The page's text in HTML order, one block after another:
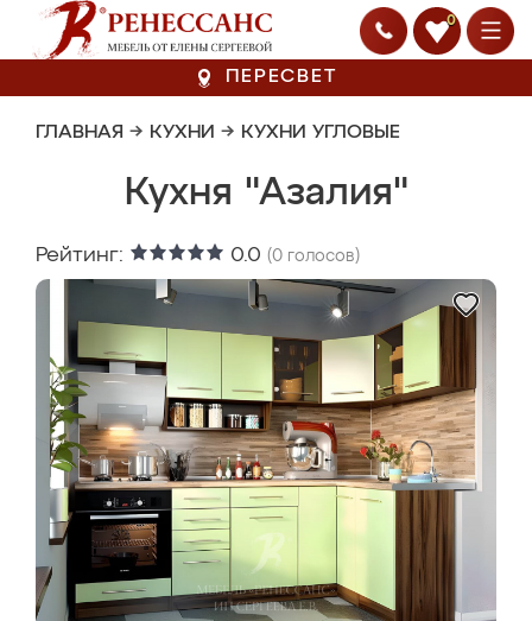
0
ПЕРЕСВЕТ
ГЛАВНАЯ → КУХНИ → КУХНИ УГЛОВЫЕ
Кухня "Азалия"
Рейтинг: 0.0 (0 голосов)